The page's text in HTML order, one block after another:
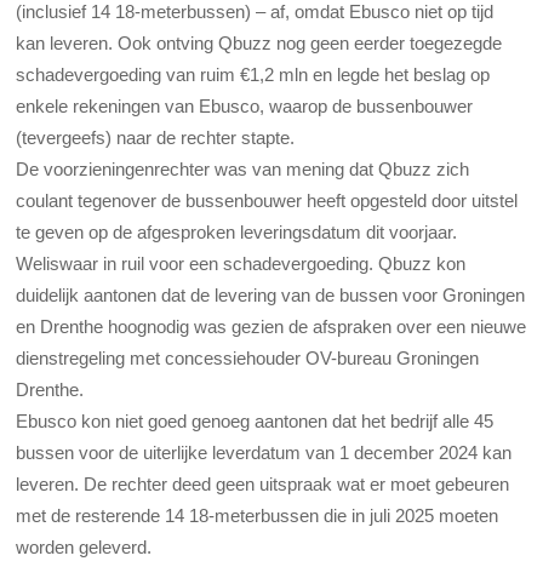
(inclusief 14 18-meterbussen) – af, omdat Ebusco niet op tijd
kan leveren. Ook ontving Qbuzz nog geen eerder toegezegde
schadevergoeding van ruim €1,2 mln en legde het beslag op
enkele rekeningen van Ebusco, waarop de bussenbouwer
(tevergeefs) naar de rechter stapte.
De voorzieningenrechter was van mening dat Qbuzz zich
coulant tegenover de bussenbouwer heeft opgesteld door uitstel
te geven op de afgesproken leveringsdatum dit voorjaar.
Weliswaar in ruil voor een schadevergoeding. Qbuzz kon
duidelijk aantonen dat de levering van de bussen voor Groningen
en Drenthe hoognodig was gezien de afspraken over een nieuwe
dienstregeling met concessiehouder OV-bureau Groningen
Drenthe.
Ebusco kon niet goed genoeg aantonen dat het bedrijf alle 45
bussen voor de uiterlijke leverdatum van 1 december 2024 kan
leveren. De rechter deed geen uitspraak wat er moet gebeuren
met de resterende 14 18-meterbussen die in juli 2025 moeten
worden geleverd.